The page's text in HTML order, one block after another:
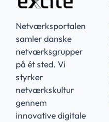
Netværksportalen
samler danske
netværksgrupper
på ét sted. Vi
styrker
netværkskultur
gennem
innovative digitale